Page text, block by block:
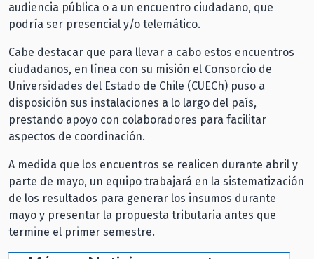
audiencia pública o a un encuentro ciudadano, que
podría ser presencial y/o telemático.
Cabe destacar que para llevar a cabo estos encuentros
ciudadanos, en línea con su misión el Consorcio de
Universidades del Estado de Chile (CUECh) puso a
disposición sus instalaciones a lo largo del país,
prestando apoyo con colaboradores para facilitar
aspectos de coordinación.
A medida que los encuentros se realicen durante abril y
parte de mayo, un equipo trabajará en la sistematización
de los resultados para generar los insumos durante
mayo y presentar la propuesta tributaria antes que
termine el primer semestre.